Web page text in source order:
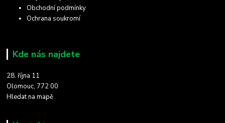
Obchodní podmínky
Ochrana soukromí
Kde nás najdete
28. října 11
Olomouc, 772 00
Hledat na mapě